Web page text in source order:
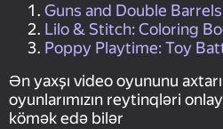
Guns and Double
Lilo & Stitch: Coloring
Poppy Playtime: Toy
Ən yaxşı video oyununu
oyunlarımızın reytinqləri
kömək edə bilər